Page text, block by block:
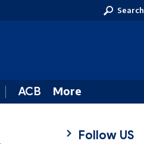
Search
ACB More
Follow US